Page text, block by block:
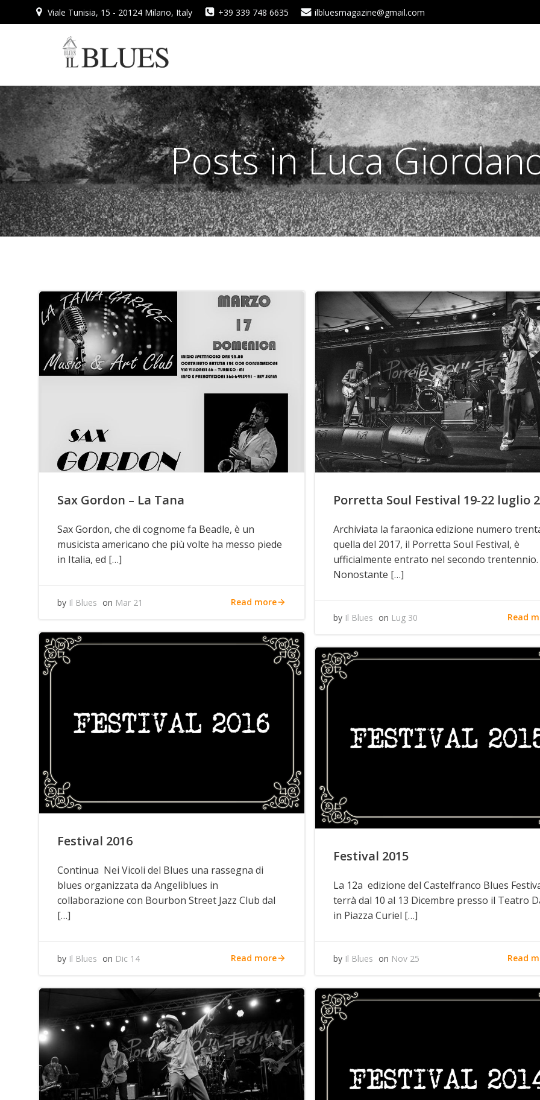
al
Viale Tunisia, 15 - 20124 Milano, Italy +39 339 748 6635 ilbluesmagazine@gmail.com
Posts in Luca
Sax Gordon – La Tana
Sax Gordon, che di cognome fa Beadle, è un
musicista americano che più volte ha messo piede
in Italia, ed […]
by Il Blues on Mar 21 Read more
Porretta Soul Festival 19-22 luglio
Archiviata la faraonica edizione numero
quella del 2017, il Porretta Soul Festival, è
ufficialmente entrato nel secondo trentennio.
Nonostante […]
by Il Blues on Lug 30 Read
Festival 2016
Continua Nei Vicoli del Blues una rassegna di
blues organizzata da Angeliblues in
collaborazione con Bourbon Street Jazz Club dal
[…]
by Il Blues on Dic 14 Read more
Festival 2015
La 12a edizione del Castelfranco Blues
terrà dal 10 al 13 Dicembre presso il Teatro
in Piazza Curiel […]
by Il Blues on Nov 25 Read